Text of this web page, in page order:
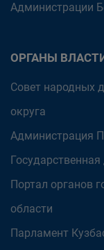
Администрации
ОРГАНЫ
Совет народных
округа
Администрация
Портал органов
области
Парламент